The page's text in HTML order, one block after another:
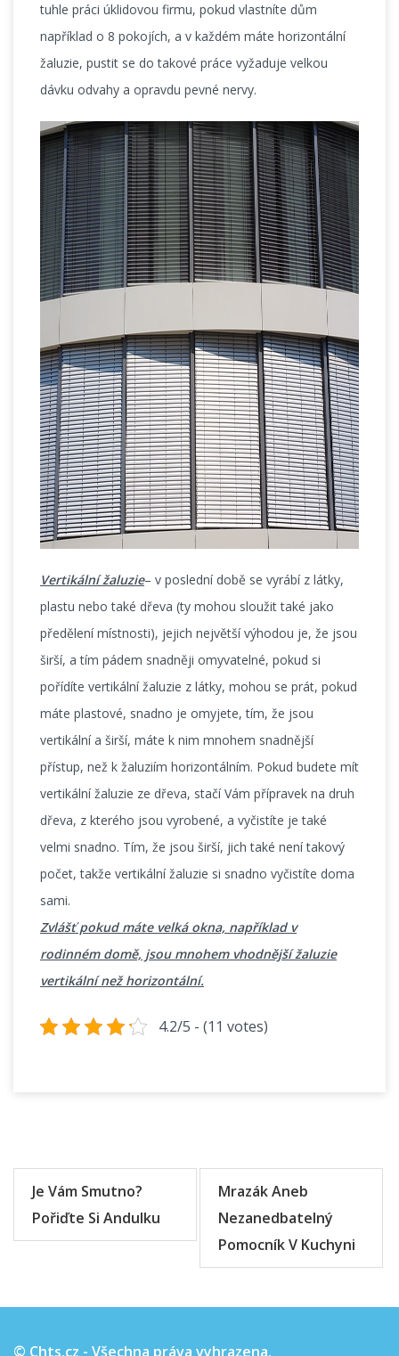
tuhle práci úklidovou firmu, pokud vlastníte dům
například o 8 pokojích, a v každém máte horizontální
žaluzie, pustit se do takové práce vyžaduje velkou
dávku odvahy a opravdu pevné nervy.
Vertikální žaluzie– v poslední době se vyrábí z látky,
plastu nebo také dřeva (ty mohou sloužit také jako
předělení místnosti), jejich největší výhodou je, že jsou
širší, a tím pádem snadněji omyvatelné, pokud si
pořídíte vertikální žaluzie z látky, mohou se prát, pokud
máte plastové, snadno je omyjete, tím, že jsou
vertikální a širší, máte k nim mnohem snadnější
přístup, než k žaluziím horizontálním. Pokud budete mít
vertikální žaluzie ze dřeva, stačí Vám přípravek na druh
dřeva, z kterého jsou vyrobené, a vyčistíte je také
velmi snadno. Tím, že jsou širší, jich také není takový
počet, takže vertikální žaluzie si snadno vyčistíte doma
sami.
Zvlášť pokud máte velká okna, například v
rodinném domě, jsou mnohem vhodnější žaluzie
vertikální než horizontální.
4.2/5 - (11 votes)
pro
příspěvek
Je Vám Smutno?
Pořiďte Si Andulku
Mrazák Aneb
Nezanedbatelný
Pomocník V Kuchyni
© Chts.cz - Všechna práva vyhrazena.